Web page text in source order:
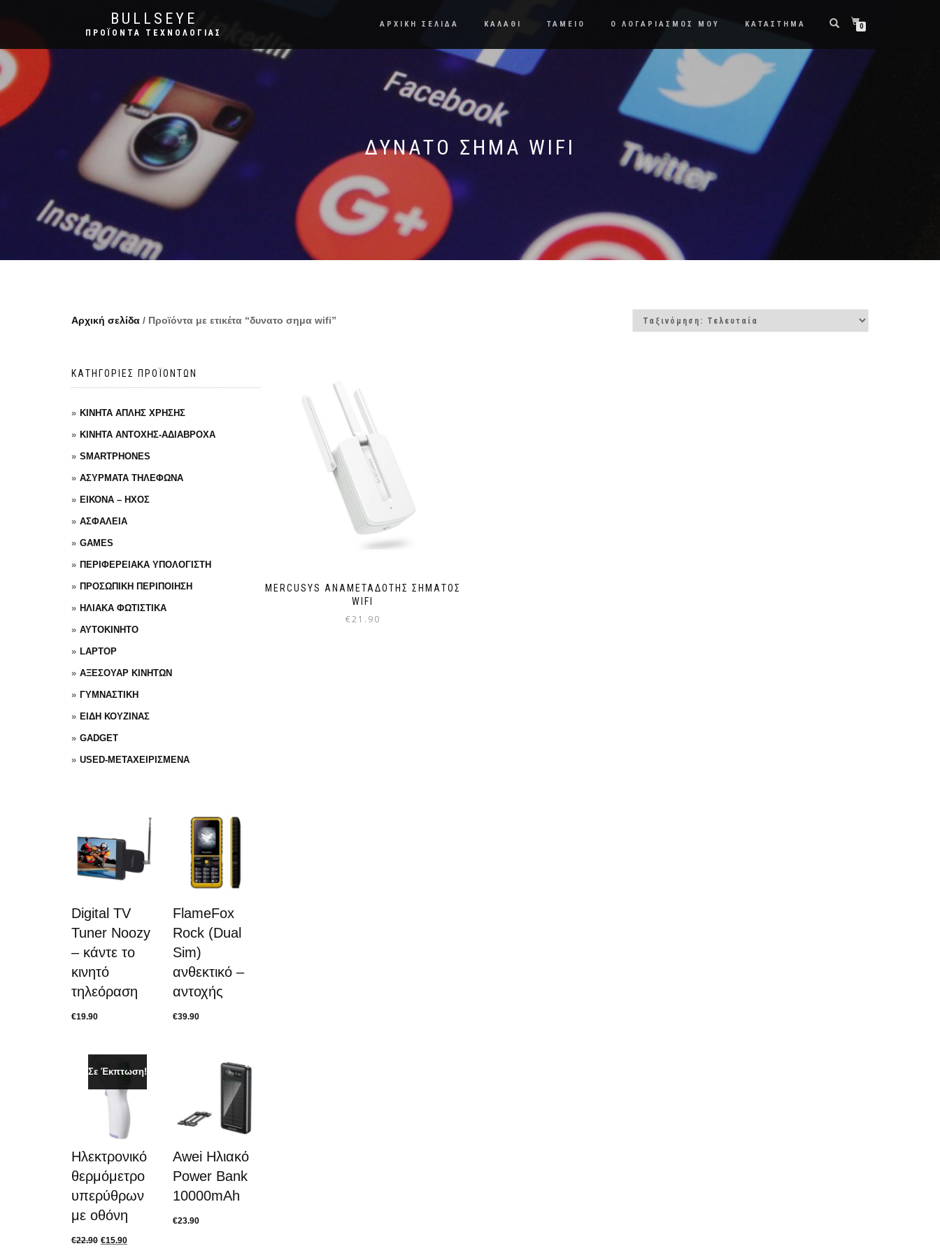
BULLSEYE
ΠΡΟΪΌΝΤΑ ΤΕΧΝΟΛΟΓΊΑΣ
ΑΡΧΙΚΗ ΣΕΛΙΔΑ ΚΑΛΑΘΙ ΤΑΜΕΙΟ Ο ΛΟΓΑΡΙΑΣΜΟΣ ΜΟΥ ΚΑΤΑΣΤΗΜΑ 0
ΔΥΝΑΤΟ ΣΗΜΑ WIFI
Αρχική σελίδα / Προϊόντα με ετικέτα “δυνατο σημα wifi”
MERCUSYS ΑΝΑΜΕΤΑΔΌΤΗΣ ΣΉΜΑΤΟΣ
WIFI
€21.90
ΚΑΤΗΓΟΡΙΕΣ ΠΡΟΪΟΝΤΩΝ
ΚΙΝΗΤΑ ΑΠΛΗΣ ΧΡΗΣΗΣ
ΚΙΝΗΤΑ ΑΝΤΟΧΗΣ-ΑΔΙΑΒΡΟΧΑ
SMARTPHONES
ΑΣΥΡΜΑΤΑ ΤΗΛΕΦΩΝΑ
ΕΙΚΟΝΑ – ΗΧΟΣ
ΑΣΦΑΛΕΙΑ
GAMES
ΠΕΡΙΦΕΡΕΙΑΚΑ ΥΠΟΛΟΓΙΣΤΗ
ΠΡΟΣΩΠΙΚΗ ΠΕΡΙΠΟΙΗΣΗ
ΗΛΙΑΚΑ ΦΩΤΙΣΤΙΚΑ
ΑΥΤΟΚΙΝΗΤΟ
LAPTOP
ΑΞΕΣΟΥΑΡ ΚΙΝΗΤΩΝ
ΓΥΜΝΑΣΤΙΚΗ
ΕΙΔΗ ΚΟΥΖΙΝΑΣ
GADGET
USED-ΜΕΤΑΧΕΙΡΙΣΜΕΝΑ
Digital TV
Tuner Noozy
– κάντε το
κινητό
τηλεόραση
€19.90
Σε Έκπτωση!
Ηλεκτρονικό
θερμόμετρο
υπερύθρων
με οθόνη
€22.90 €15.90
FlameFox
Rock (Dual
Sim)
ανθεκτικό –
αντοχής
€39.90
Awei Ηλιακό
Power Bank
10000mAh
€23.90